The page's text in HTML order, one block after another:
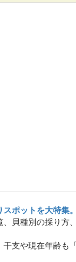
ポットを大特集。
貝種別の採り方
支や現在年齢も